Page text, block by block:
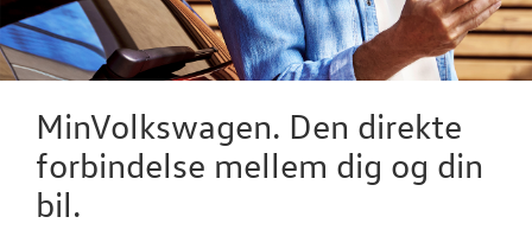
NYE VAREBILER
BRUGTE BILER
CALIFORNIA
MinVolkswagen. Den direkte
forbindelse mellem dig og din
bil.